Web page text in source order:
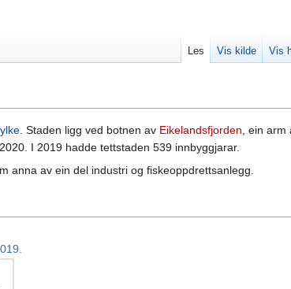
. Staden ligg ved botnen av Eikelandsfjorden, ein arm
I 2019 hadde tettstaden 539 innbyggjarar.
anna av ein del industri og fiskeoppdrettsanlegg.
Les Vis kilde Vis